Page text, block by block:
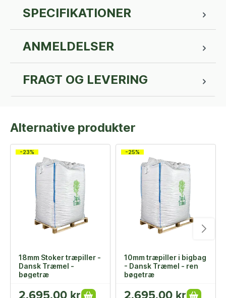
SPECIFIKATIONER
ANMELDELSER
FRAGT OG LEVERING
Alternative produkter
-23%
18mm Stoker træpiller -
Dansk Træmel -
bøgetræ
-25%
10mm træpiller i bigbag
- Dansk Træmel - ren
bøgetræ